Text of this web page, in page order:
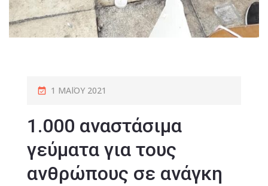
1 ΜΑΪ́ΟΥ 2021
1.000 αναστάσιμα
γεύματα για τους
ανθρώπους σε ανάγκη